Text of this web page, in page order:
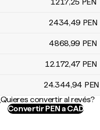
2434,49 PEN
4868,99 PEN
12.172,47 PEN
24.344,94 PEN
convertir al revés?
Convertir PEN a CAD